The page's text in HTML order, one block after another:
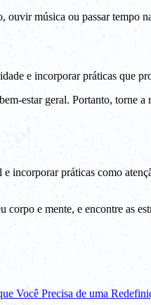
música ou passar tempo
e incorporar práticas que
estar geral. Portanto, torne
incorporar práticas como
e mente, e encontre as
Você Precisa de uma